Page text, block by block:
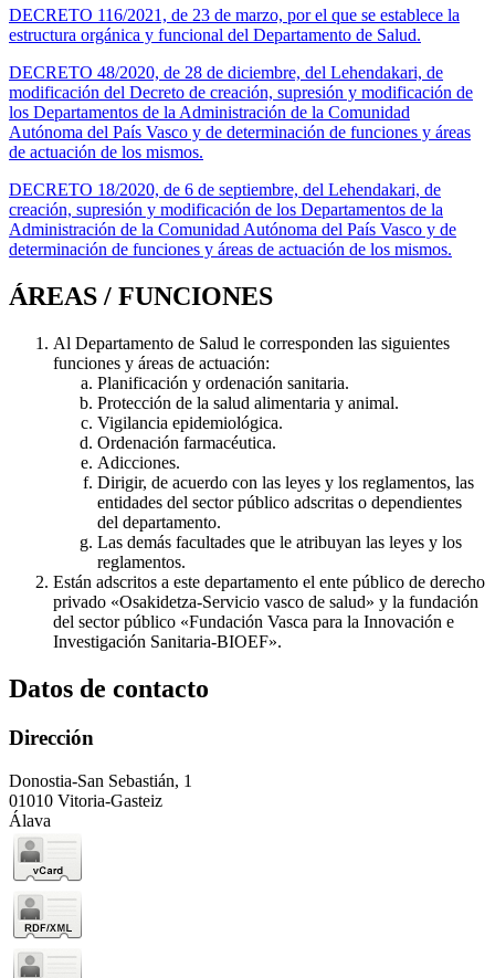
DECRETO 116/2021, de 23 de marzo, por el que se establece la
estructura orgánica y funcional del Departamento de Salud.
DECRETO 48/2020, de 28 de diciembre, del Lehendakari, de
modificación del Decreto de creación, supresión y modificación de
los Departamentos de la Administración de la Comunidad
Autónoma del País Vasco y de determinación de funciones y áreas
de actuación de los mismos.
DECRETO 18/2020, de 6 de septiembre, del Lehendakari, de
creación, supresión y modificación de los Departamentos de la
Administración de la Comunidad Autónoma del País Vasco y de
determinación de funciones y áreas de actuación de los mismos.
ÁREAS / FUNCIONES
Al Departamento de Salud le corresponden las siguientes
funciones y áreas de actuación:
Planificación y ordenación sanitaria.
Protección de la salud alimentaria y animal.
Vigilancia epidemiológica.
Ordenación farmacéutica.
Adicciones.
Dirigir, de acuerdo con las leyes y los reglamentos, las
entidades del sector público adscritas o dependientes
del departamento.
Las demás facultades que le atribuyan las leyes y los
reglamentos.
Están adscritos a este departamento el ente público de derecho
privado «Osakidetza-Servicio vasco de salud» y la fundación
del sector público «Fundación Vasca para la Innovación e
Investigación Sanitaria-BIOEF».
Datos de contacto
Dirección
Donostia-San Sebastián, 1
01010 Vitoria-Gasteiz
Álava